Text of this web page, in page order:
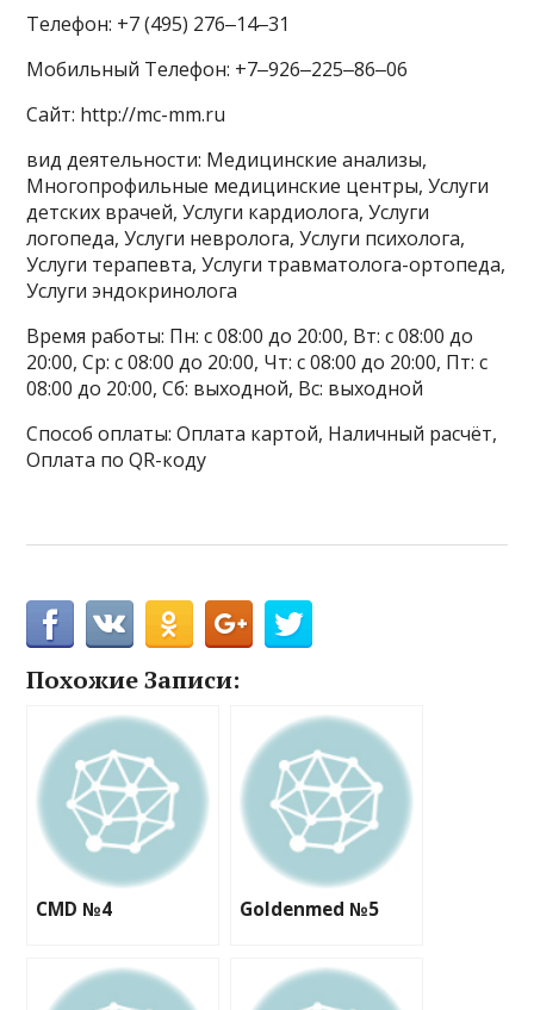
Телефон: +7 (495) 276‒14‒31
Мобильный Телефон: +7‒926‒225‒86‒06
Сайт: http://mc-mm.ru
вид деятельности: Медицинские анализы,
Многопрофильные медицинские центры, Услуги
детских врачей, Услуги кардиолога, Услуги
логопеда, Услуги невролога, Услуги психолога,
Услуги терапевта, Услуги травматолога-ортопеда,
Услуги эндокринолога
Время работы: Пн: с 08:00 до 20:00, Вт: с 08:00 до
20:00, Ср: с 08:00 до 20:00, Чт: с 08:00 до 20:00, Пт: с
08:00 до 20:00, Сб: выходной, Вс: выходной
Способ оплаты: Оплата картой, Наличный расчёт,
Оплата по QR-коду
Похожие Записи:
CMD №4 Goldenmed №5